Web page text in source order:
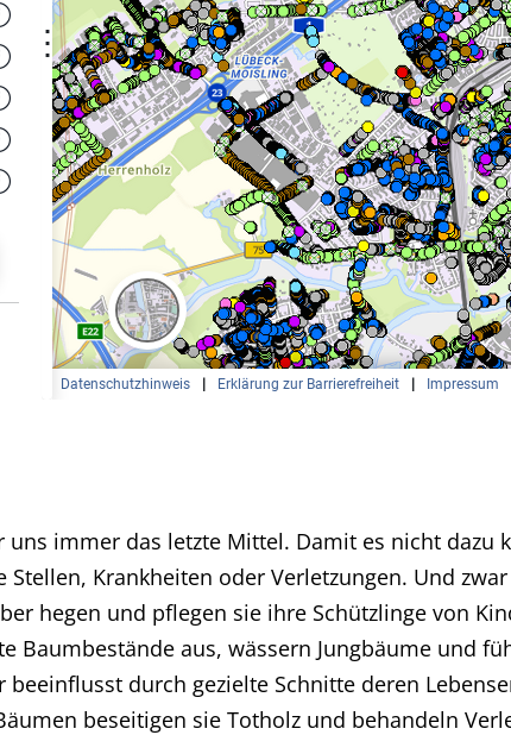
uns immer das letzte Mittel. Damit es nicht
Krankheiten oder Verletzungen. Und
hegen und pflegen sie ihre Schützlinge von
Baumbestände aus, wässern Jungbäume und
beeinflusst durch gezielte Schnitte deren
beseitigen sie Totholz und behandeln